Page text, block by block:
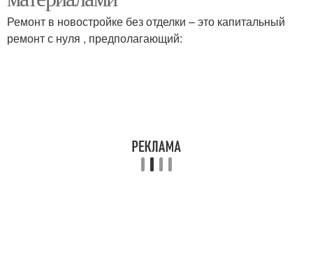
Ремонт в новостройке без отделки – это капитальный
ремонт с нуля , предполагающий: